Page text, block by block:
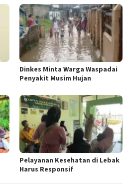
Dinkes Minta Warga Waspadai
Penyakit Musim Hujan
Pelayanan Kesehatan di Lebak
Harus Responsif